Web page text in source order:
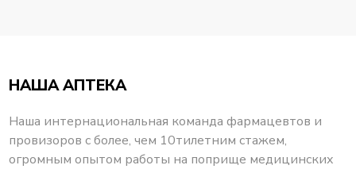
НАША АПТЕКА
Наша интернациональная команда фармацевтов и
провизоров с более, чем 10тилетним стажем,
огромным опытом работы на поприще медицинских